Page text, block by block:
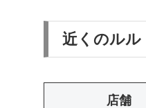
近くのルル
店舗